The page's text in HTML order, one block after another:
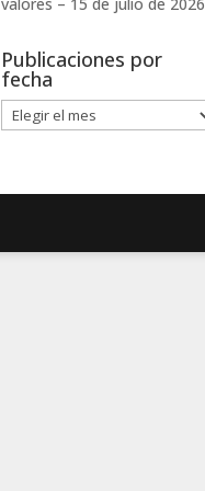
Publicaciones por
fecha
Publicaciones
por